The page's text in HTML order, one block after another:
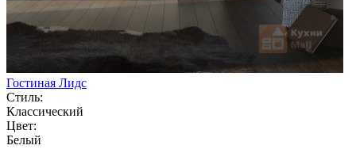
Гостиная Лидс
Стиль:
Классический
Цвет:
Белый